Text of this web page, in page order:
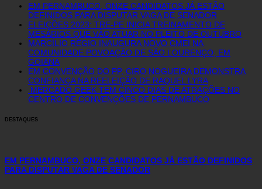
EM PERNAMBUCO, ONZE CANDIDATOS JÁ ESTÃO
DEFINIDOS PARA DISPUTAR VAGA DE SENADOR
ELEIÇÕES 2023: TRE-PE INICIA TREINAMENTO DE
MESÁRIOS QUE VÃO ATUAR NO PLEITO DE OUTUBRO
MARCÍLIO RÉGIO INAUGURA NOVO CMEI NA
COMUNIDADE POVOAÇÃO DE SÃO LOURENÇO, EM
GOIANA
EM CONVENÇÃO DO PP, CIRO NOGUEIRA DEMONSTRA
CONFIANÇA NA REELEIÇÃO DE RAQUEL LYRA
MERCADO GEEK TEM CINCO DIAS DE ATRAÇÕES NO
CENTRO DE CONVENÇÕES DE PERNAMBUCO
DESTAQUES
EM PERNAMBUCO, ONZE CANDIDATOS JÁ ESTÃO DEFINIDOS
PARA DISPUTAR VAGA DE SENADOR